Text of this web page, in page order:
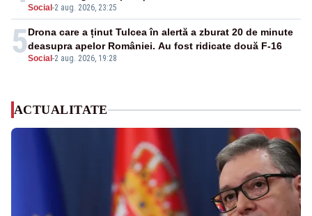
Social -2 aug. 2026, 23:25
5Social -2 aug. 2026, 19:28
Drona care a ținut Tulcea în alertă a zburat 20 de minute
deasupra apelor României. Au fost ridicate două F-16
ACTUALITATE